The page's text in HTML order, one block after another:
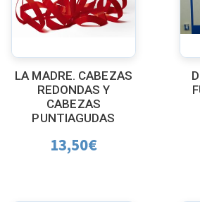
LA MADRE. CABEZAS
REDONDAS Y
CABEZAS
PUNTIAGUDAS
13,50€